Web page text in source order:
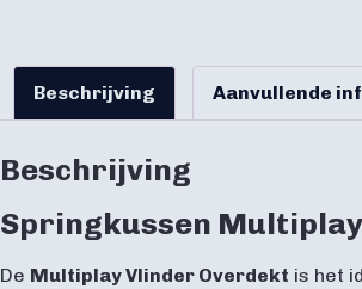
Beschrijving Aanvullende
Beschrijving
Springkussen
De Multiplay Vlinder Overdekt is het